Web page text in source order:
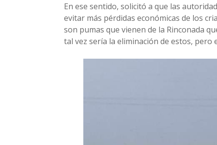
En ese sentido, solicitó a que las
evitar más pérdidas económicas de los
son pumas que vienen de la Rinconada
tal vez sería la eliminación de estos, pero